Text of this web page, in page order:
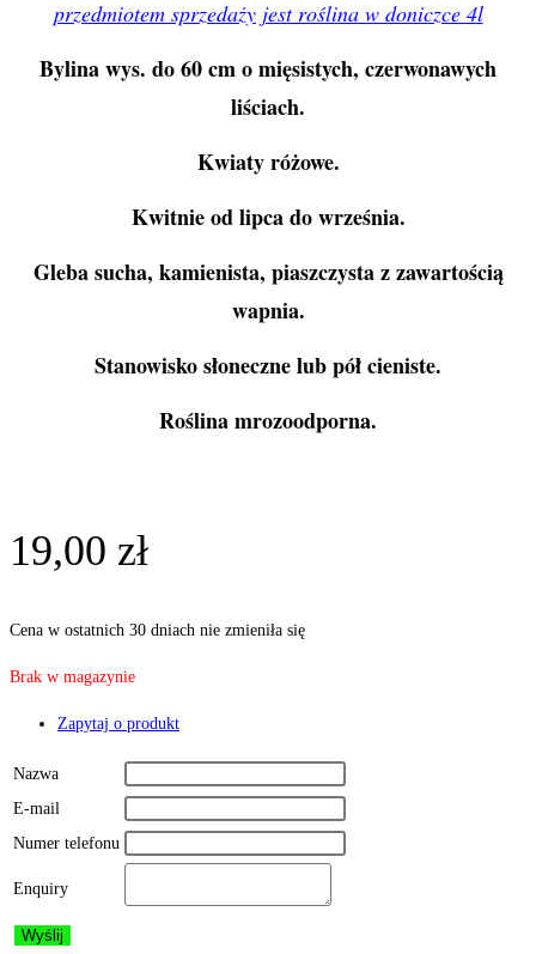
przedmiotem sprzedaży jest roślina w doniczce 4l
Bylina wys. do 60 cm o mięsistych, czerwonawych
liściach.
Kwiaty różowe.
Kwitnie od lipca do września.
Gleba sucha, kamienista, piaszczysta z zawartością
wapnia.
Stanowisko słoneczne lub pół cieniste.
Roślina mrozoodporna.
19,00 zł
Cena w ostatnich 30 dniach nie zmieniła się
Brak w magazynie
Zapytaj o produkt
Nazwa
E-mail
Numer telefonu
Enquiry